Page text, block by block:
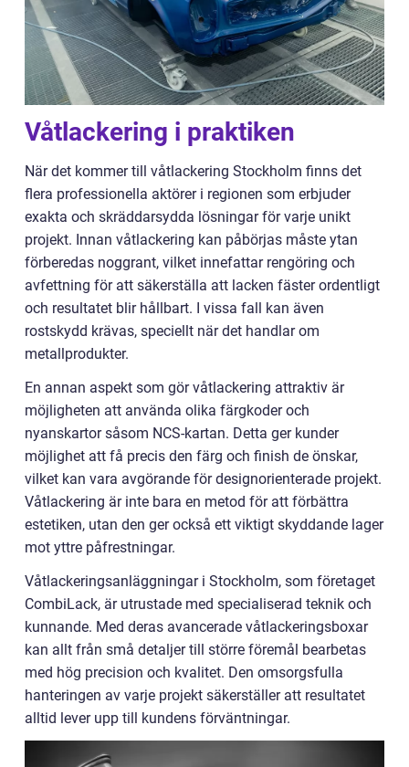
Våtlackering i praktiken
När det kommer till våtlackering Stockholm finns det
flera professionella aktörer i regionen som erbjuder
exakta och skräddarsydda lösningar för varje unikt
projekt. Innan våtlackering kan påbörjas måste ytan
förberedas noggrant, vilket innefattar rengöring och
avfettning för att säkerställa att lacken fäster ordentligt
och resultatet blir hållbart. I vissa fall kan även
rostskydd krävas, speciellt när det handlar om
metallprodukter.
En annan aspekt som gör våtlackering attraktiv är
möjligheten att använda olika färgkoder och
nyanskartor såsom NCS-kartan. Detta ger kunder
möjlighet att få precis den färg och finish de önskar,
vilket kan vara avgörande för designorienterade projekt.
Våtlackering är inte bara en metod för att förbättra
estetiken, utan den ger också ett viktigt skyddande lager
mot yttre påfrestningar.
Våtlackeringsanläggningar i Stockholm, som företaget
CombiLack, är utrustade med specialiserad teknik och
kunnande. Med deras avancerade våtlackeringsboxar
kan allt från små detaljer till större föremål bearbetas
med hög precision och kvalitet. Den omsorgsfulla
hanteringen av varje projekt säkerställer att resultatet
alltid lever upp till kundens förväntningar.